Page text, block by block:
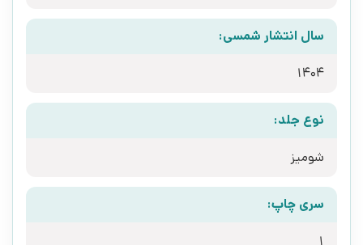
سال انتشار شمسی:
1404
نوع جلد:
شومیز
سری چاپ: